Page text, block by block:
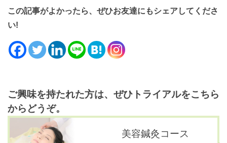
この記事がよかったら、ぜひお友達にもシェアしてくださ
い!
ご興味を持たれた方は、ぜひトライアルをこちら
からどうぞ。
美容鍼灸コース